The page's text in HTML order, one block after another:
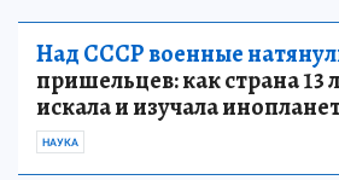
Над СССР военные
пришельцев: как страна 13
искала и изучала
НАУКА